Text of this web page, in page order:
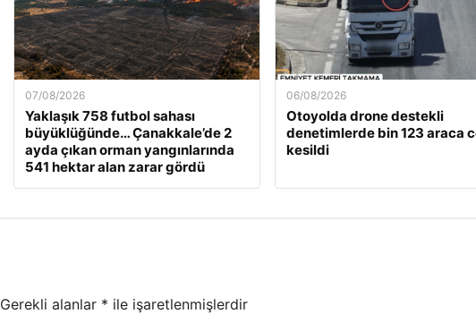
07/08/2026
Yaklaşık 758 futbol sahası
büyüklüğünde… Çanakkale’de 2
ayda çıkan orman yangınlarında
541 hektar alan zarar gördü
06/08/2026
Otoyolda drone destekli
denetimlerde bin 123 araca
kesildi
Gerekli alanlar * ile işaretlenmişlerdir